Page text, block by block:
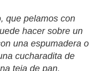
que pelamos con
hacer sobre un
una espumadera o
cucharadita de
teja de pan.